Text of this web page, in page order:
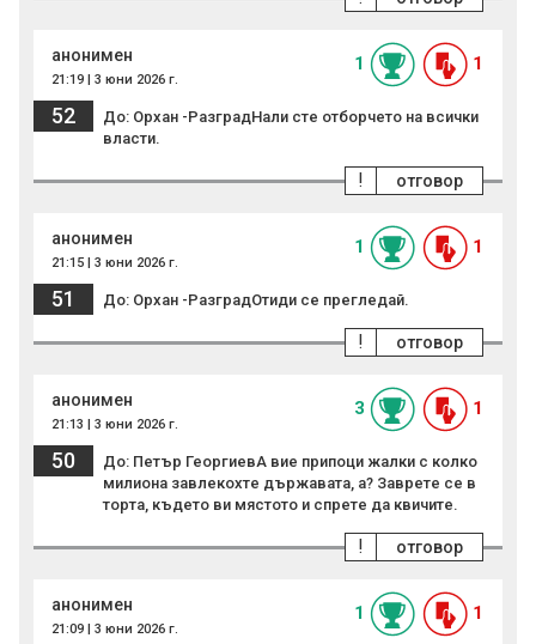
анонимен
21:19 | 3 юни 2026 г.
1 1
52
До: Орхан -РазградНали сте отборчето на всички
власти.
отговор
!
анонимен
21:15 | 3 юни 2026 г.
1 1
51 До: Орхан -РазградОтиди се прегледай.
отговор
!
анонимен
21:13 | 3 юни 2026 г.
3 1
50
До: Петър ГеоргиевА вие припоци жалки с колко
милиона завлекохте държавата, а? Заврете се в
торта, където ви мястото и спрете да квичите.
отговор
!
анонимен
21:09 | 3 юни 2026 г.
1 1